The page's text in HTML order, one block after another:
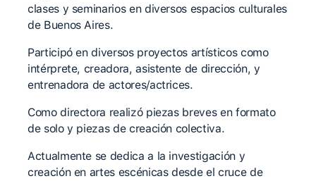
clases y seminarios en diversos espacios culturales
de Buenos Aires.
Participó en diversos proyectos artísticos como
intérprete, creadora, asistente de dirección, y
entrenadora de actores/actrices.
Como directora realizó piezas breves en formato
de solo y piezas de creación colectiva.
Actualmente se dedica a la investigación y
creación en artes escénicas desde el cruce de